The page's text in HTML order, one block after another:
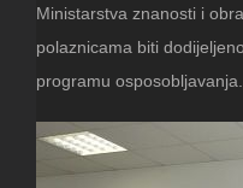
Ministarstva znanosti i
polaznicama biti
programu osposobljavanja.